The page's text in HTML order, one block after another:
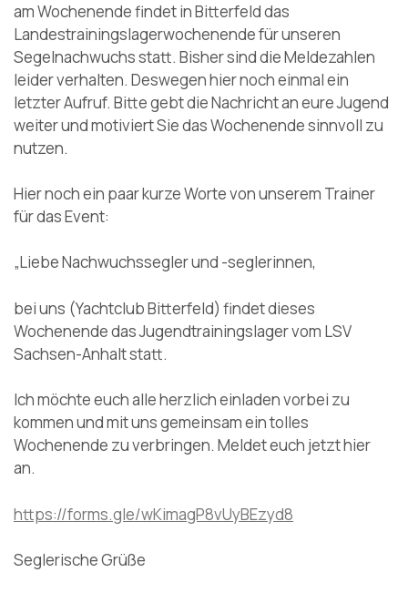
am Wochenende findet in Bitterfeld das
Landestrainingslagerwochenende für unseren
Segelnachwuchs statt. Bisher sind die Meldezahlen
leider verhalten. Deswegen hier noch einmal ein
letzter Aufruf. Bitte gebt die Nachricht an eure Jugend
weiter und motiviert Sie das Wochenende sinnvoll zu
nutzen.
Hier noch ein paar kurze Worte von unserem Trainer
für das Event:
„Liebe Nachwuchssegler und -seglerinnen,
bei uns (Yachtclub Bitterfeld) findet dieses
Wochenende das Jugendtrainingslager vom LSV
Sachsen-Anhalt statt.
Ich möchte euch alle herzlich einladen vorbei zu
kommen und mit uns gemeinsam ein tolles
Wochenende zu verbringen. Meldet euch jetzt hier
an.
https://forms.gle/wKimagP8vUyBEzyd8
Seglerische Grüße